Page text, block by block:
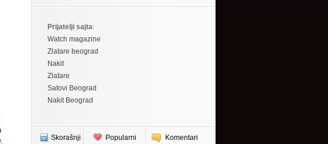
Prijatelji sajta:
Watch magazine
Zlatare beograd
Nakit
Zlatare
Satovi Beograd
Nakit Beograd
Skorašnji Popularni Komentari